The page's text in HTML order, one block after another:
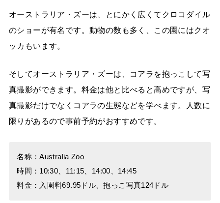
オーストラリア・ズーは、とにかく広くてクロコダイル
のショーが有名です。動物の数も多く、この園にはクオ
ッカもいます。
そしてオーストラリア・ズーは、コアラを抱っこして写
真撮影ができます。料金は他と比べると高めですが、写
真撮影だけでなくコアラの生態などを学べます。人数に
限りがあるので事前予約がおすすめです。
名称：Australia Zoo
時間：10:30、11:15、14:00、14:45
料金：入園料69.95ドル、抱っこ写真124ドル